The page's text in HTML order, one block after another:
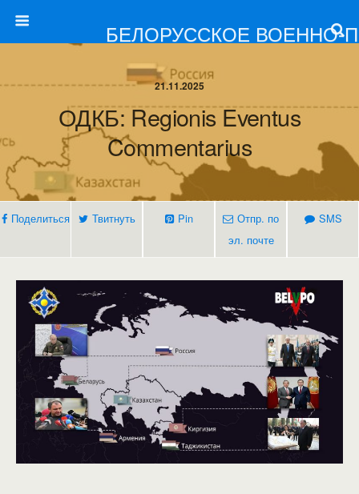
БЕЛОРУССКОЕ ВОЕННО-
21.11.2025
ОДКБ: Regionis Eventus
Commentarius
Поделиться Твитнуть Pin
Отпр. по
эл. почте
SMS